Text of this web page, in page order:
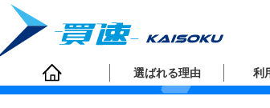
選ばれる理由 利
ファクタリングコラム